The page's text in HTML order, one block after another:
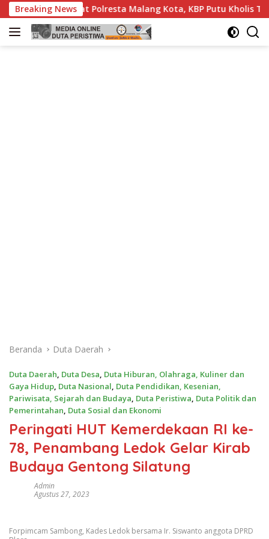
Langsung
ke
konten
Breaking News
Malang Kota, KBP Putu Kholis Tekankan Disiplin,
Beranda Duta Daerah
Duta Daerah, Duta Desa, Duta Hiburan, Olahraga, Kuliner dan
Gaya Hidup, Duta Nasional, Duta Pendidikan, Kesenian,
Pariwisata, Sejarah dan Budaya, Duta Peristiwa, Duta Politik dan
Pemerintahan, Duta Sosial dan Ekonomi
Peringati HUT Kemerdekaan RI ke-
78, Penambang Ledok Gelar Kirab
Budaya Gentong Silatung
Admin
Agustus 27, 2023
Forpimcam Sambong, Kades Ledok bersama Ir. Siswanto anggota DPRD